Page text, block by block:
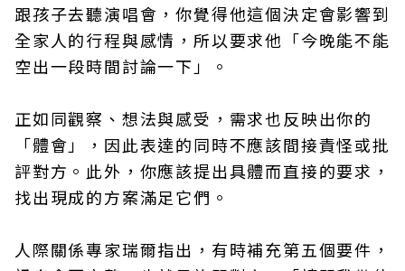
跟孩子去聽演唱會，你覺得他這個決定會影響到
全家人的行程與感情，所以要求他「今晚能不能
空出一段時間討論一下」。
正如同觀察、想法與感受，需求也反映出你的
「體會」，因此表達的同時不應該間接責怪或批
評對方。此外，你應該提出具體而直接的要求，
找出現成的方案滿足它們。
人際關係專家瑞爾指出，有時補充第五個要件，